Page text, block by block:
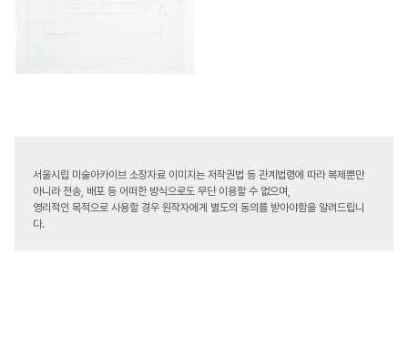
서울시립 미술아카이브 소장자료 이미지는 저작권법 등 관계법령에 따라 복제뿐만
아니라 전송, 배포 등 어떠한 방식으로도 무단 이용할 수 없으며,
영리적인 목적으로 사용할 경우 원작자에게 별도의 동의를 받아야함을 알려드립니
다.